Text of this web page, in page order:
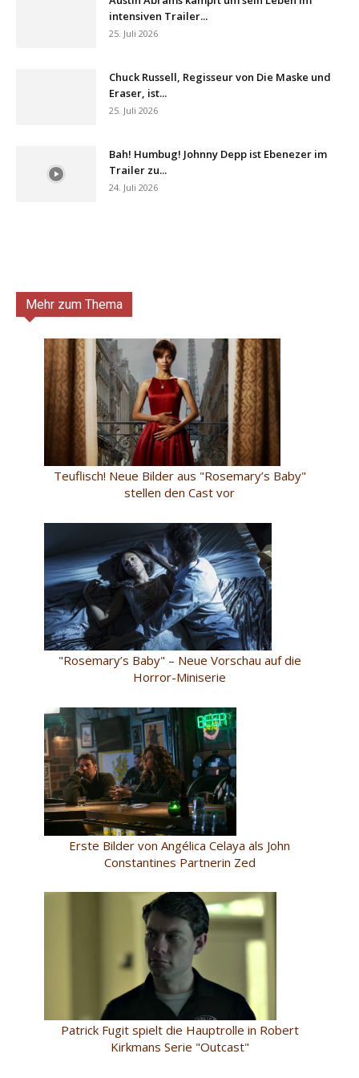
intensiven Trailer...
25. Juli 2026
Chuck Russell, Regisseur von Die Maske und
Eraser, ist...
25. Juli 2026
Bah! Humbug! Johnny Depp ist Ebenezer im
Trailer zu...
24. Juli 2026
Mehr zum Thema
Teuflisch! Neue Bilder aus "Rosemary’s Baby"
stellen den Cast vor
"Rosemary’s Baby" – Neue Vorschau auf die
Horror-Miniserie
Erste Bilder von Angélica Celaya als John
Constantines Partnerin Zed
Patrick Fugit spielt die Hauptrolle in Robert
Kirkmans Serie "Outcast"